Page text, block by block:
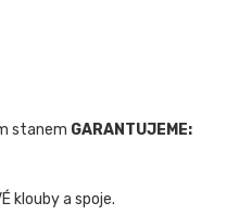
stanem GARANTUJEME:
klouby a spoje.